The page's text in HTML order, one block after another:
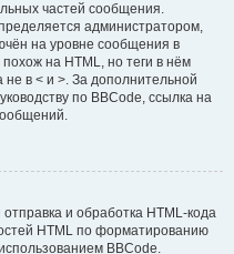
частей сообщения.
администратором,
на уровне сообщения в
на HTML, но теги в нём
не в < и >. За дополнительной
по BBCode, ссылка на
и обработка HTML-кода
HTML по форматированию
BBCode.